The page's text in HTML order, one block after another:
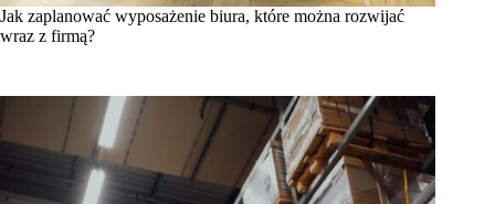
Jak zaplanować wyposażenie biura, które można rozwijać
wraz z firmą?